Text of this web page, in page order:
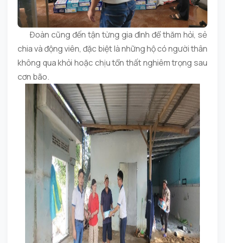
Đoàn cũng đến tận từng gia đình để thăm hỏi, sẻ
chia và động viên, đặc biệt là những hộ có người thân
không qua khỏi hoặc chịu tổn thất nghiêm trọng sau
cơn bão.